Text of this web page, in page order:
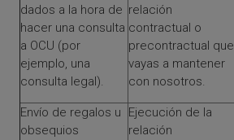
dados a la hora de
hacer una consulta
a OCU (por
ejemplo, una
consulta legal).
relación
contractual o
precontractual que
vayas a mantener
con nosotros.
Envío de regalos u
obsequios
Ejecución de la
relación